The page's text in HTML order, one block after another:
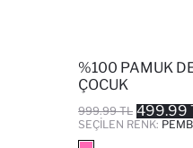
%100 PAMUK
ÇOCUK
999.99 TL 499.99
SEÇILEN RENK: